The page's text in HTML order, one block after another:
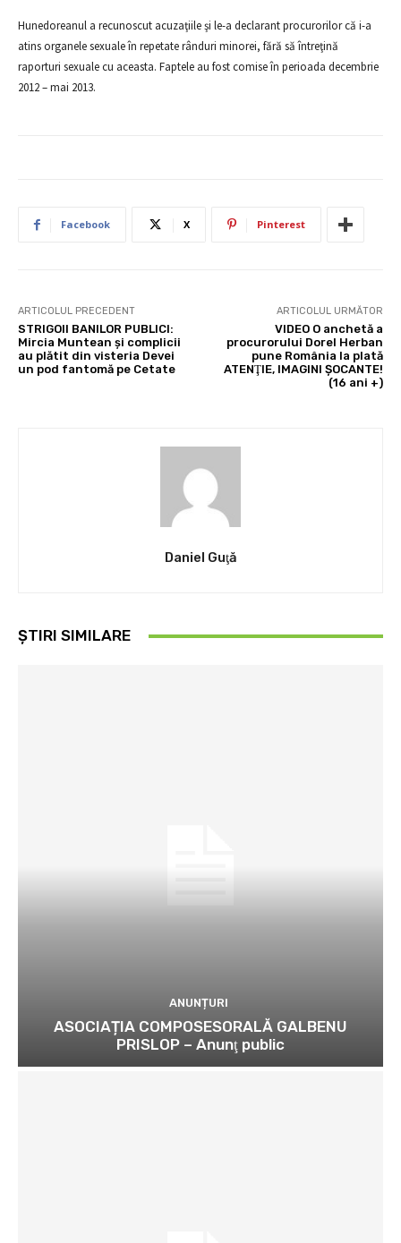
Hunedoreanul a recunoscut acuzaţiile şi le-a declarant procurorilor că i-a
atins organele sexuale în repetate rânduri minorei, fără să întreţină
raporturi sexuale cu aceasta. Faptele au fost comise în perioada decembrie
2012 – mai 2013.
Facebook X Pinterest
ARTICOLUL PRECEDENT
STRIGOII BANILOR PUBLICI:
Mircia Muntean şi complicii
au plătit din visteria Devei
un pod fantomă pe Cetate
ARTICOLUL URMĂTOR
VIDEO O anchetă a
procurorului Dorel Herban
pune România la plată
ATENŢIE, IMAGINI ŞOCANTE!
(16 ani +)
Daniel Guţă
ȘTIRI SIMILARE
ANUNȚURI
ASOCIAȚIA COMPOSESORALĂ GALBENU
PRISLOP – Anunţ public